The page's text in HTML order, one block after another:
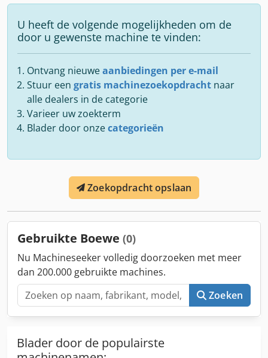
U heeft de volgende mogelijkheden om de
door u gewenste machine te vinden:
Ontvang nieuweaanbiedingen per e-mail
Stuur een gratis machinezoekopdracht naar
alle dealers in de categorie
Varieer uw zoekterm
Blader door onzecategorieën
Zoekopdracht opslaan
Gebruikte Boewe (0)
Nu Machineseeker volledig doorzoeken met meer
dan 200.000 gebruikte machines.
Zoeken
Blader door de populairste